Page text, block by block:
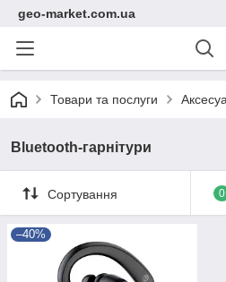
geo-market.com.ua
Товари та послуги
Bluetooth-гарнітури
Сортування 0
–40%